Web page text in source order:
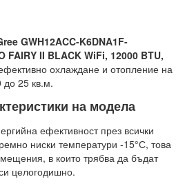
GWH12ACC-K6DNA1F-
FAIRY II BLACK WiFi, 12000 BTU,
охлаждане и отопление на
25 кв.м.
на модела
ефективност през всички
ниски температури -15°С, това
в които трябва да бъдат
целогодишно.